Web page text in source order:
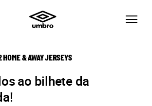
& AWAY JERSEYS
ao bilhete da